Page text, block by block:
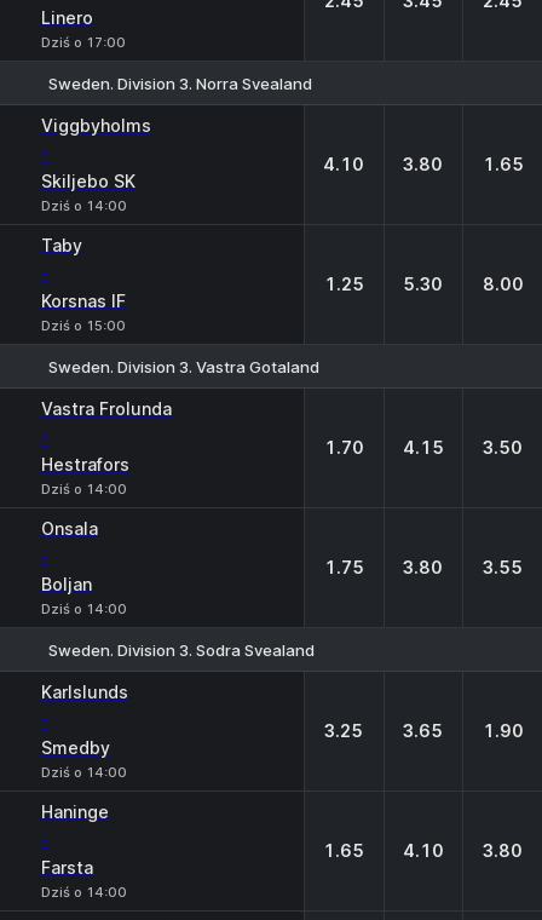
Linero
Dziś o 17:00
Sweden. Division 3. Norra Svealand
Viggbyholms
-
Skiljebo SK
Dziś o 14:00
4.10 3.80 1.65
Taby
-
Korsnas IF
Dziś o 15:00
1.25 5.30 8.00
Sweden. Division 3. Vastra Gotaland
Vastra Frolunda
-
Hestrafors
Dziś o 14:00
1.70 4.15 3.50
Onsala
-
Boljan
Dziś o 14:00
1.75 3.80 3.55
Sweden. Division 3. Sodra Svealand
Karlslunds
-
Smedby
Dziś o 14:00
3.25 3.65 1.90
Haninge
-
Farsta
Dziś o 14:00
1.65 4.10 3.80